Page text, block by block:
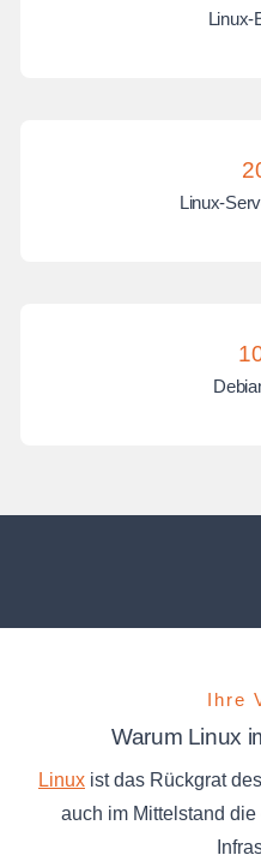
Linux-
Linux-
Ihre
Warum Linux
Linux ist das Rückgrat
auch im Mittelstand